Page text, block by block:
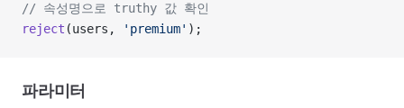
// 속성명으로 truthy 값 확인
reject (users, 'premium' );
파라미터